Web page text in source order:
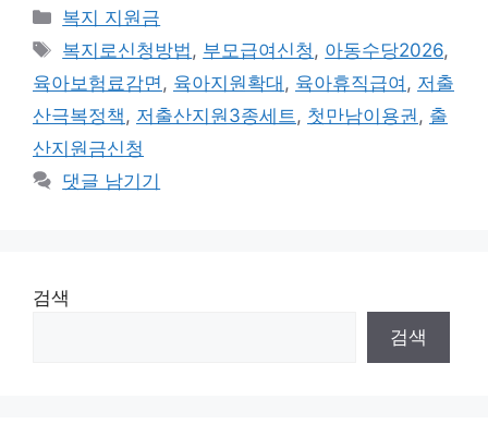
카
테
고
리
복지 지원금
태
그
복지로신청방법 , 부모급여신청 , 아동수당2026,
육아보험료감면 , 육아지원확대 , 육아휴직급여 , 저출
산극복정책 , 저출산지원3종세트 , 첫만남이용권 , 출
산지원금신청
댓글 남기기
검색
검색